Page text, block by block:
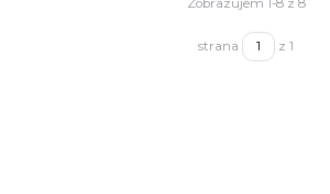
Zobrazujem 1-8 z 8
strana z 1